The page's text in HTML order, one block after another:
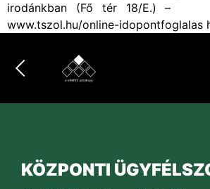
irodánkban (Fő tér 18/
www.tszol.hu/online-idopontfoglalas
KÖZPONTI